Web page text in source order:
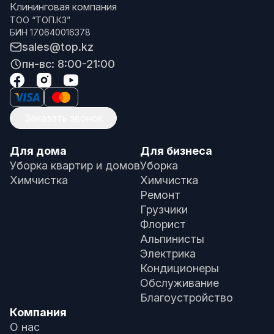
Клининговая компания
ТОО “ТОП.КЗ”
БИН 170640016378
sales@top.kz
пн-вс: 8:00-21:00
Для дома
Уборка квартир и домов
Химчистка
Для бизнеса
Уборка
Химчистка
Ремонт
Грузчики
Флорист
Альпинисты
Электрика
Кондиционеры
Обслуживание
Благоустройство
Компания
О нас